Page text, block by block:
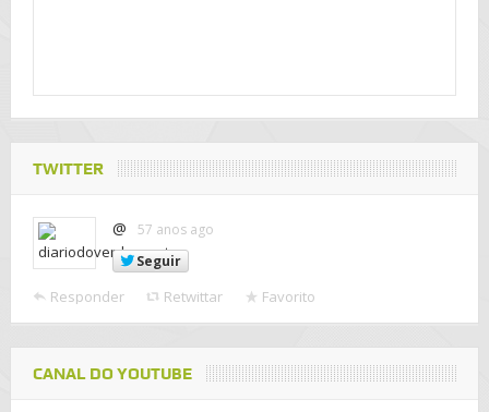
TWITTER
@
57 anos ago
Seguir
Responder Retwittar Favorito
CANAL DO YOUTUBE